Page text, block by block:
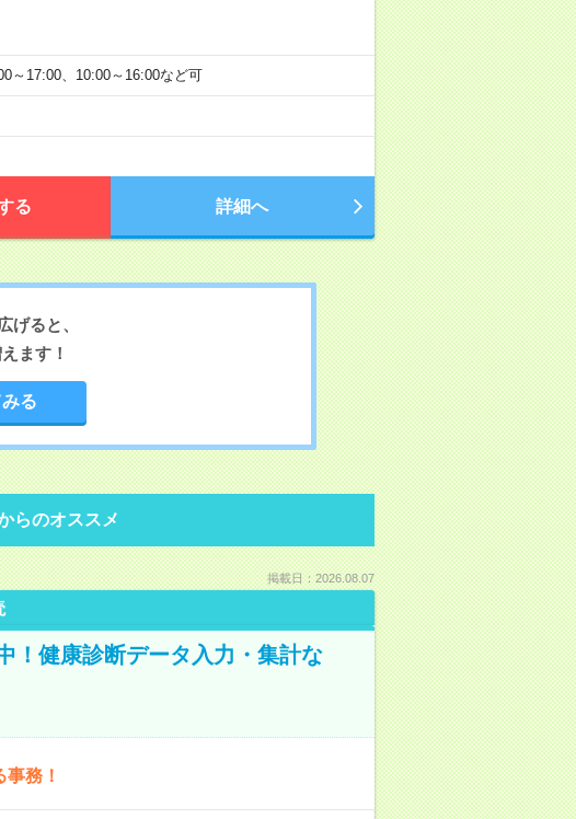
17:00、10:00～16:00など可
る 詳細へ
げると、
ます！
る
らのオススメ
掲載日：2026.08.07
！健康診断データ入力・集計な
務！